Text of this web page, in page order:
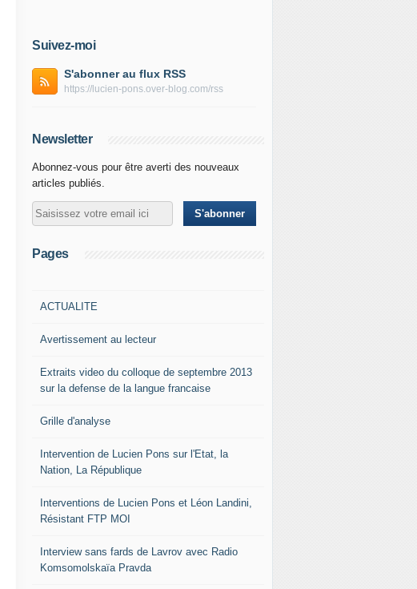
Suivez-moi
S'abonner au flux RSS
https://lucien-pons.over-blog.com/rss
Newsletter
Abonnez-vous pour être averti des nouveaux
articles publiés.
Pages
ACTUALITE
Avertissement au lecteur
Extraits video du colloque de septembre 2013
sur la defense de la langue francaise
Grille d'analyse
Intervention de Lucien Pons sur l'Etat, la
Nation, La République
Interventions de Lucien Pons et Léon Landini,
Résistant FTP MOI
Interview sans fards de Lavrov avec Radio
Komsomolskaïa Pravda